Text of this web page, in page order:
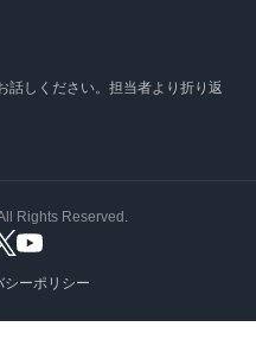
話しください。担当者より折り返
Rights Reserved.
シーポリシー